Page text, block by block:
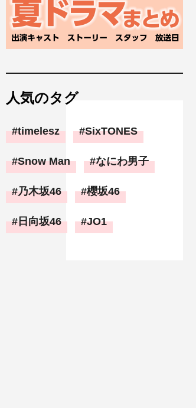
人気のタグ
timelesz SixTONES
Snow Man なにわ男子
乃木坂46 櫻坂46
日向坂46 JO1